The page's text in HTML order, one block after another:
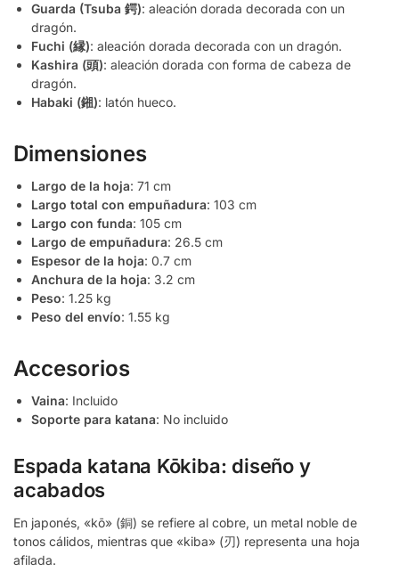
Guarda (Tsuba 鍔): aleación dorada decorada con un
dragón.
Fuchi (縁): aleación dorada decorada con un dragón.
Kashira (頭): aleación dorada con forma de cabeza de
dragón.
Habaki (鎺): latón hueco.
Dimensiones
Largo de la hoja: 71 cm
Largo total con empuñadura: 103 cm
Largo con funda: 105 cm
Largo de empuñadura: 26.5 cm
Espesor de la hoja: 0.7 cm
Anchura de la hoja: 3.2 cm
Peso: 1.25 kg
Peso del envío: 1.55 kg
Accesorios
Vaina: Incluido
Soporte para katana: No incluido
Espada katana Kōkiba: diseño y
acabados
En japonés, «kō» (銅) se refiere al cobre, un metal noble de
tonos cálidos, mientras que «kiba» (刃) representa una hoja
afilada.